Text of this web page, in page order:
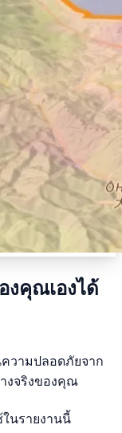
งคุณเองได้
วามปลอดภัยจาก
งจริงของคุณ
นรายงานนี้